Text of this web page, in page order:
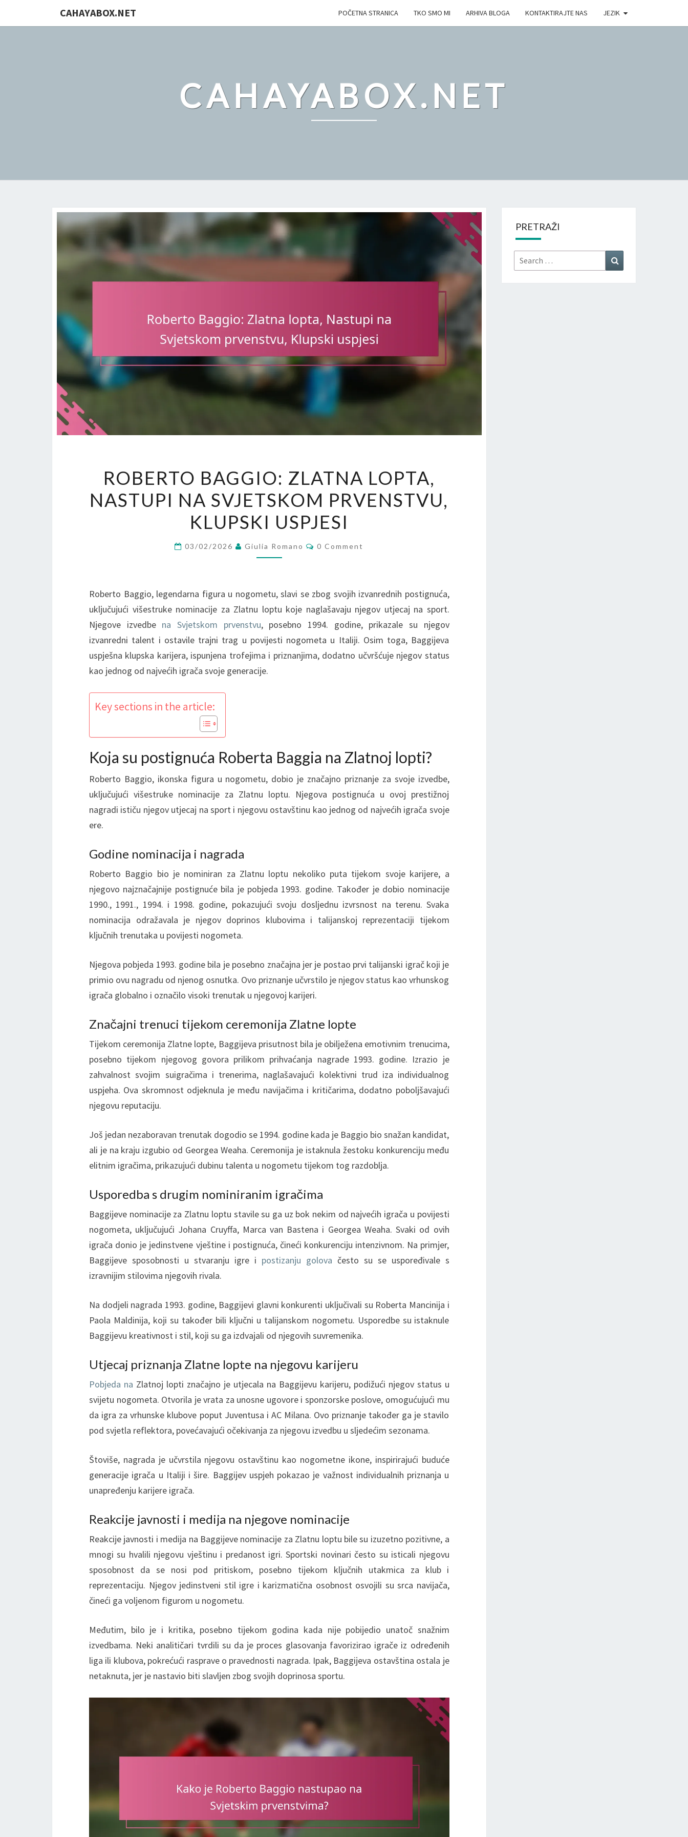
CAHAYABOX.NET POČETNA STRANICA TKO SMO MI ARHIVA BLOGA KONTAKTIRAJTE NAS JEZIK
CAHAYABOX.NET
BAGGIO:
ZLATNA
LOPTA,
NASTUPI
SVJETSKOM
USPJESI
ROBERTO BAGGIO: ZLATNA LOPTA,
NASTUPI NA SVJETSKOM PRVENSTVU,
KLUPSKI USPJESI
03/02/2026 Giulia Romano Comments
0 Comment
Roberto Baggio, legendarna figura u nogometu, slavi se zbog svojih izvanrednih postignuća,
uključujući višestruke nominacije za Zlatnu loptu koje naglašavaju njegov utjecaj na sport.
Njegove izvedbe na Svjetskom prvenstvu, posebno 1994. godine, prikazale su njegov
izvanredni talent i ostavile trajni trag u povijesti nogometa u Italiji. Osim toga, Baggijeva
uspješna klupska karijera, ispunjena trofejima i priznanjima, dodatno učvršćuje njegov status
kao jednog od najvećih igrača svoje generacije.
Key sections in the article:
Koja su postignuća Roberta Baggia na Zlatnoj lopti?
Roberto Baggio, ikonska figura u nogometu, dobio je značajno priznanje za svoje izvedbe,
uključujući višestruke nominacije za Zlatnu loptu. Njegova postignuća u ovoj prestižnoj
nagradi ističu njegov utjecaj na sport i njegovu ostavštinu kao jednog od najvećih igrača svoje
ere.
Godine nominacija i nagrada
Roberto Baggio bio je nominiran za Zlatnu loptu nekoliko puta tijekom svoje karijere, a
njegovo najznačajnije postignuće bila je pobjeda 1993. godine. Također je dobio nominacije
1990., 1991., 1994. i 1998. godine, pokazujući svoju dosljednu izvrsnost na terenu. Svaka
nominacija odražavala je njegov doprinos klubovima i talijanskoj reprezentaciji tijekom
ključnih trenutaka u povijesti nogometa.
Njegova pobjeda 1993. godine bila je posebno značajna jer je postao prvi talijanski igrač koji je
primio ovu nagradu od njenog osnutka. Ovo priznanje učvrstilo je njegov status kao vrhunskog
igrača globalno i označilo visoki trenutak u njegovoj karijeri.
Značajni trenuci tijekom ceremonija Zlatne lopte
Tijekom ceremonija Zlatne lopte, Baggijeva prisutnost bila je obilježena emotivnim trenucima,
posebno tijekom njegovog govora prilikom prihvaćanja nagrade 1993. godine. Izrazio je
zahvalnost svojim suigračima i trenerima, naglašavajući kolektivni trud iza individualnog
uspjeha. Ova skromnost odjeknula je među navijačima i kritičarima, dodatno poboljšavajući
njegovu reputaciju.
Još jedan nezaboravan trenutak dogodio se 1994. godine kada je Baggio bio snažan kandidat,
ali je na kraju izgubio od Georgea Weaha. Ceremonija je istaknula žestoku konkurenciju među
elitnim igračima, prikazujući dubinu talenta u nogometu tijekom tog razdoblja.
Usporedba s drugim nominiranim igračima
Baggijeve nominacije za Zlatnu loptu stavile su ga uz bok nekim od najvećih igrača u povijesti
nogometa, uključujući Johana Cruyffa, Marca van Bastena i Georgea Weaha. Svaki od ovih
igrača donio je jedinstvene vještine i postignuća, čineći konkurenciju intenzivnom. Na primjer,
Baggijeve sposobnosti u stvaranju igre i postizanju golova često su se uspoređivale s
izravnijim stilovima njegovih rivala.
Na dodjeli nagrada 1993. godine, Baggijevi glavni konkurenti uključivali su Roberta Mancinija i
Paola Maldinija, koji su također bili ključni u talijanskom nogometu. Usporedbe su istaknule
Baggijevu kreativnost i stil, koji su ga izdvajali od njegovih suvremenika.
Utjecaj priznanja Zlatne lopte na njegovu karijeru
Pobjeda na Zlatnoj lopti značajno je utjecala na Baggijevu karijeru, podižući njegov status u
svijetu nogometa. Otvorila je vrata za unosne ugovore i sponzorske poslove, omogućujući mu
da igra za vrhunske klubove poput Juventusa i AC Milana. Ovo priznanje također ga je stavilo
pod svjetla reflektora, povećavajući očekivanja za njegovu izvedbu u sljedećim sezonama.
Štoviše, nagrada je učvrstila njegovu ostavštinu kao nogometne ikone, inspirirajući buduće
generacije igrača u Italiji i šire. Baggijev uspjeh pokazao je važnost individualnih priznanja u
unapređenju karijere igrača.
Reakcije javnosti i medija na njegove nominacije
Reakcije javnosti i medija na Baggijeve nominacije za Zlatnu loptu bile su izuzetno pozitivne, a
mnogi su hvalili njegovu vještinu i predanost igri. Sportski novinari često su isticali njegovu
sposobnost da se nosi pod pritiskom, posebno tijekom ključnih utakmica za klub i
reprezentaciju. Njegov jedinstveni stil igre i karizmatična osobnost osvojili su srca navijača,
čineći ga voljenom figurom u nogometu.
Međutim, bilo je i kritika, posebno tijekom godina kada nije pobijedio unatoč snažnim
izvedbama. Neki analitičari tvrdili su da je proces glasovanja favorizirao igrače iz određenih
liga ili klubova, pokrećući rasprave o pravednosti nagrada. Ipak, Baggijeva ostavština ostala je
netaknuta, jer je nastavio biti slavljen zbog svojih doprinosa sportu.
PRETRAŽI
Search
for: